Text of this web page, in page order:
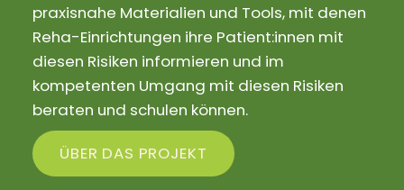
praxisnahe Materialien und Tools, mit denen
Reha-Einrichtungen ihre Patient:innen mit
diesen Risiken informieren und im
kompetenten Umgang mit diesen Risiken
beraten und schulen können.
ÜBER DAS PROJEKT